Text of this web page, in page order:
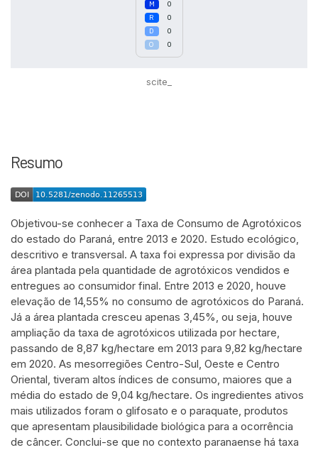
0
0
0
0
scite_
Resumo
Objetivou-se conhecer a Taxa de Consumo de Agrotóxicos
do estado do Paraná, entre 2013 e 2020. Estudo ecológico,
descritivo e transversal. A taxa foi expressa por divisão da
área plantada pela quantidade de agrotóxicos vendidos e
entregues ao consumidor final. Entre 2013 e 2020, houve
elevação de 14,55% no consumo de agrotóxicos do Paraná.
Já a área plantada cresceu apenas 3,45%, ou seja, houve
ampliação da taxa de agrotóxicos utilizada por hectare,
passando de 8,87 kg/hectare em 2013 para 9,82 kg/hectare
em 2020. As mesorregiões Centro-Sul, Oeste e Centro
Oriental, tiveram altos índices de consumo, maiores que a
média do estado de 9,04 kg/hectare. Os ingredientes ativos
mais utilizados foram o glifosato e o paraquate, produtos
que apresentam plausibilidade biológica para a ocorrência
de câncer. Conclui-se que no contexto paranaense há taxa